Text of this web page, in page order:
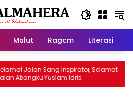
Malut Ragam Literasi
Sang Inspirator, Selamat
Yuslam Idris